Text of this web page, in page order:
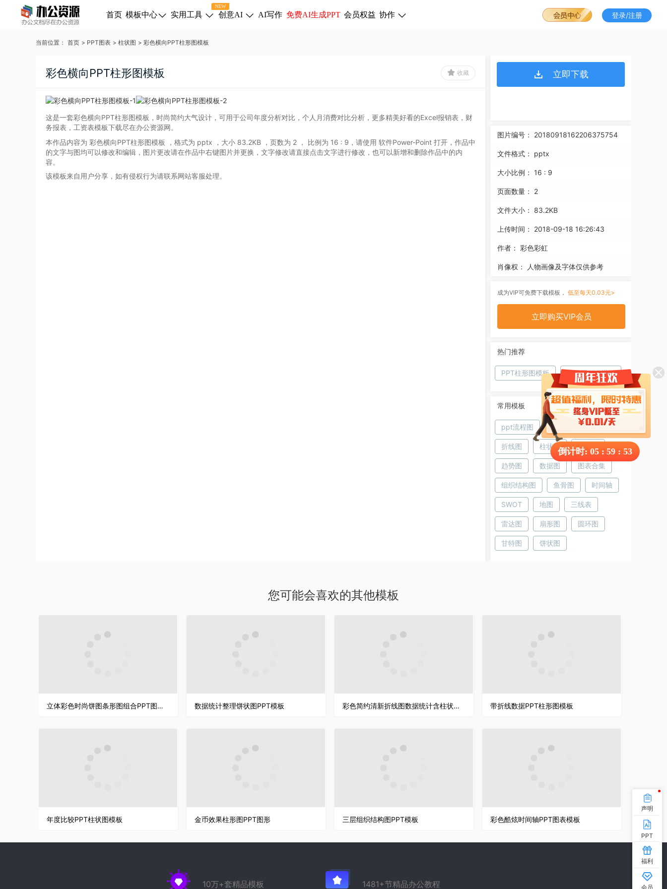
首页 模板中心
NEW
实用工具 创意AI AI写作 免费AI生成PPT 会员权益 协作 登录/注册
当前位置： 首页 > PPT图表 > 柱状图 > 彩色横向PPT柱形图模板
彩色横向PPT柱形图模板 收藏
这是一套彩色横向PPT柱形图模板，时尚简约大气设计，可用于公司年度分析对比，个人月消费对比分析，更多精美好看的Excel报销表，财
务报表，工资表模板下载尽在办公资源网。
本作品内容为 彩色横向PPT柱形图模板
，格式为 pptx ，大小 83.2KB ，页数为 2 ， 比例为 16 : 9 ，请使用 软件Power-Point 打开，作品中
的文字与图均可以修改和编辑，图片更改请在作品中右键图片并更换，文字修改请直接点击文字进行修改，也可以新增和删除作品中的内
容。
该模板来自用户分享，如有侵权行为请联系网站客服处理。
立即下载
图片编号： 20180918162206375754
文件格式： pptx
大小比例： 16 : 9
页面数量： 2
文件大小： 83.2KB
上传时间： 2018-09-18 16:26:43
作者： 彩色彩虹
肖像权： 人物画像及字体仅供参考
成为VIP可免费下载模板， 低至每天0.03元>
立即购买VIP会员
热门推荐
PPT柱形图模板 柱形图PPT模板
常用模板
ppt流程图 饼图 条形图
折线图 柱状图 树状图
趋势图 数据图 图表合集
组织结构图 鱼骨图 时间轴
SWOT 地图 三线表
雷达图 扇形图 圆环图
甘特图 饼状图
您可能会喜欢的其他模板
立体彩色时尚饼图条形图组合PPT图表模板 数据统计整理饼状图PPT模板 彩色简约清新折线图数据统计含柱状图PPT图表模板 带折线数据PPT柱形图模板
年度比较PPT柱状图模板 金币效果柱形图PPT图形 三层组织结构图PPT模板 彩色酷炫时间轴PPT图表模板
声明
PPT
福利
会员
10万+套精品模板 1481+节精品办公教程
倒计时: 05 : 59 : 53